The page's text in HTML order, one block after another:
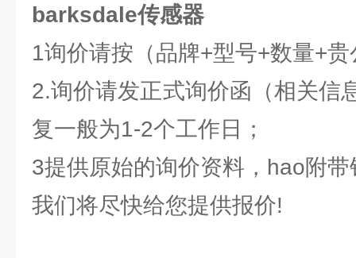
barksdale传感器
1询价请按（品牌+型号+数量+
2.询价请发正式询价函（相关信
复一般为1-2个工作日；
3提供原始的询价资料，hao附
我们将尽快给您提供报价!